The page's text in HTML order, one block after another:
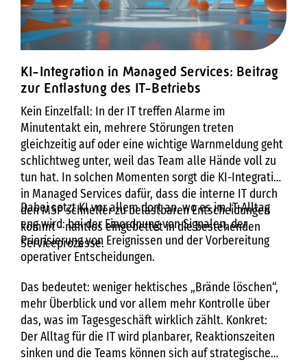
KI-Integration in Managed Services: Beitrag
zur Entlastung des IT-Betriebs
Kein Einzelfall: In der IT treffen Alarme im
Minutentakt ein, mehrere Störungen treten
gleichzeitig auf oder eine wichtige Warnmeldung geht
schlichtweg unter, weil das Team alle Hände voll zu
tun hat. In solchen Momenten sorgt die KI-Integration
in Managed Services dafür, dass die interne IT durch
den MSP schneller zu belastbaren Entscheidungen
kommt - nahtlos eingebettet in die bestehenden
Serviceprozesse.
Dabei setzt KI vor allem dort an, wo es im IT-Alltag
eng wird: bei der Einordnung von Signalen, der
Priorisierung von Ereignissen und der Vorbereitung
operativer Entscheidungen.
Das bedeutet: weniger hektisches „Brände löschen“,
mehr Überblick und vor allem mehr Kontrolle über
das, was im Tagesgeschäft wirklich zählt. Konkret:
Der Alltag für die IT wird planbarer, Reaktionszeiten
sinken und die Teams können sich auf strategische